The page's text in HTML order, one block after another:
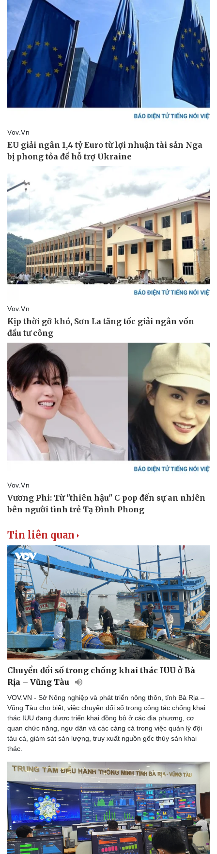
Doanh nghiệp
Thông tin doanh nghiệp
Doanh nghiệp 24h
Doanh nhân
Vì cộng đồng
Công nghệ
Sành điệu
Tin Công nghệ
Trải nghiệm
Chuyển đổi số
Sức khỏe
Dinh dưỡng - món ngon
Cây thuốc
Sản phụ khoa
Nhi khoa
Nam khoa
Làm đẹp - giảm cân
Phòng mạch online
Ăn sạch sống khỏe
Đời sống
Nhà đẹp
Tình yêu - Gia đình
Tin liên quan
Chuyển đổi số trong chống khai thác IUU ở Bà
Rịa – Vũng Tàu
VOV.VN - Sở Nông nghiệp và phát triển nông thôn, tỉnh Bà Rịa –
Vũng Tàu cho biết, việc chuyển đổi số trong công tác chống khai
thác IUU đang được triển khai đồng bộ ở các địa phương, cơ
quan chức năng, ngư dân và các cảng cá trong việc quản lý đội
tàu cá, giám sát sản lượng, truy xuất nguồn gốc thủy sản khai
thác.